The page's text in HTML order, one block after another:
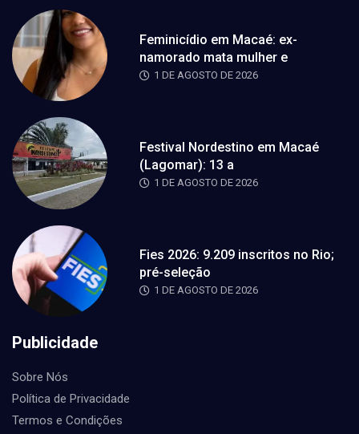
Feminicídio em Macaé: ex-
namorado mata mulher e
1 DE AGOSTO DE 2026
Festival Nordestino em Macaé
(Lagomar): 13 a
1 DE AGOSTO DE 2026
Fies 2026: 9.209 inscritos no Rio;
pré-seleção
1 DE AGOSTO DE 2026
Publicidade
Sobre Nós
Política de Privacidade
Termos e Condições